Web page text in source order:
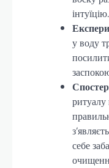
інтуїцію.
у воду
ритуалу
себе